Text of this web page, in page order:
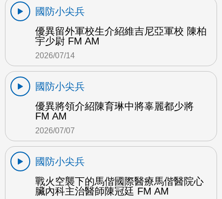
國防小尖兵
優異留外軍校生介紹維吉尼亞軍校 陳柏
宇少尉 FM AM
2026/07/14
國防小尖兵
優異將領介紹陳育琳中將辜麗都少將
FM AM
2026/07/07
國防小尖兵
戰火空襲下的馬偕國際醫療馬偕醫院心
臟內科主治醫師陳冠廷 FM AM